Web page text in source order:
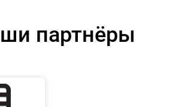
партнёры